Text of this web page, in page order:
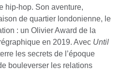
hip-hop. Son aventure,
de quartier londonienne, le
: un Olivier Award de la
en 2019. Avec Until
les secrets de l’époque
bouleverser les relations